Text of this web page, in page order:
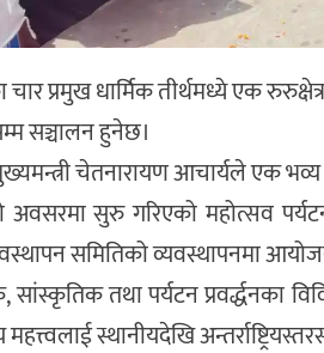
प्रमुख धार्मिक तीर्थमध्ये एक
सञ्चालन हुनेछ।
चेतनारायण आचार्यले एक
अवसरमा सुरु गरिएको महोत्सव
समितिको व्यवस्थापनमा
सांस्कृतिक तथा पर्यटन
महत्त्वलाई स्थानीयदेखि